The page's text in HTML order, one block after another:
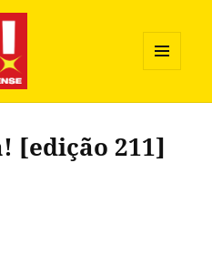
WIDGETS
[edição 211]